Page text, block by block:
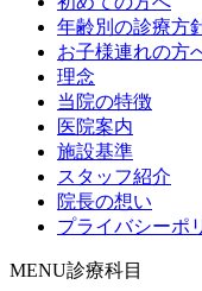
年齢別の診療方
お子様連れの方
理念
当院の特徴
医院案内
施設基準
スタッフ紹介
院長の想い
プライバシーポ
MENU診療科目